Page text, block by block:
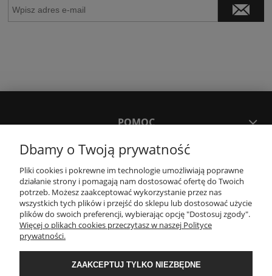
POMOC
MOJE KONTO
PŁATNOŚCI I DOSTAWA
Wyposażenie łazienek Łazienki.eco | Pawła 23, 41-708 Ruda Śląska | E-mail:
Dbamy o Twoją prywatność
Pliki cookies i pokrewne im technologie umożliwiają poprawne
działanie strony i pomagają nam dostosować ofertę do Twoich
potrzeb. Możesz zaakceptować wykorzystanie przez nas
wszystkich tych plików i przejść do sklepu lub dostosować użycie
plików do swoich preferencji, wybierając opcję "Dostosuj zgody".
Więcej o plikach cookies przeczytasz w naszej Polityce
prywatności.
ZAAKCEPTUJ TYLKO NIEZBĘDNE